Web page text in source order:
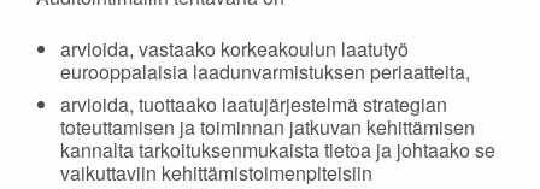
arvioida, vastaako korkeakoulun laatutyö
eurooppalaisia laadunvarmistuksen periaatteita,
arvioida, tuottaako laatujärjestelmä strategian
toteuttamisen ja toiminnan jatkuvan kehittämisen
kannalta tarkoituksenmukaista tietoa ja johtaako se
vaikuttaviin kehittämistoimenpiteisiin